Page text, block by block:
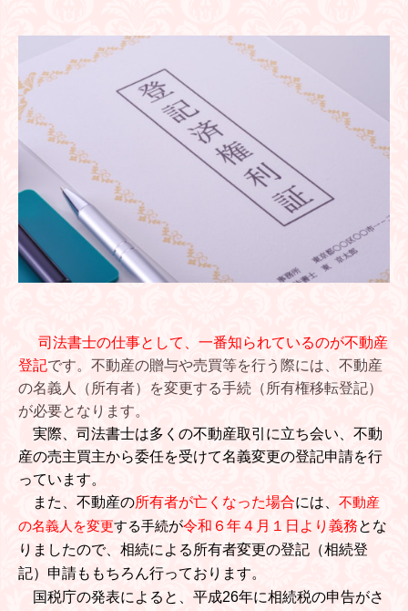
司法書士の仕事として、一番知られているのが不動産
登記です。不動産の贈与や売買等を行う際には、不動産
の名義人（所有者）を変更する手続（所有権移転登記）
が必要となります。
実際、司法書士は多くの不動産取引に立ち会い、不動
産の売主買主から委任を受けて名義変更の登記申請を行
っています。
また、不動産の所有者が亡くなった場合には、 不動産
の名義人を変更する手続が令和６年４月１日より義務とな
りましたので、 相続による所有者変更の登記（相続登
記） 申請ももちろん行っております。
国税庁の発表によると、平成26年に相続税の申告がさ